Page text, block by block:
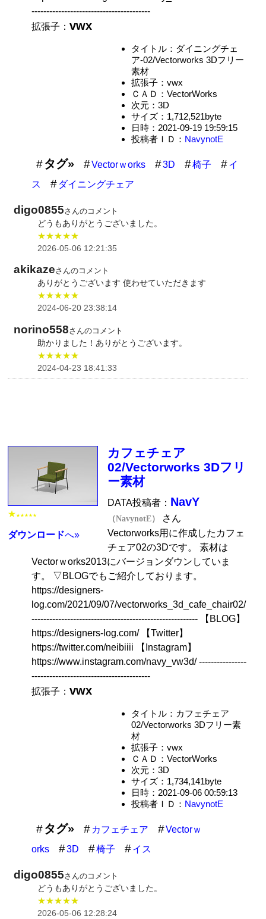
----------------------------------------
拡張子：vwx
タイトル：ダイニングチェ
ア-02/Vectorworks 3Dフリー
素材
拡張子：vwx
ＣＡＤ：VectorWorks
次元：3D
サイズ：1,712,521byte
日時：2021-09-19 19:59:15
投稿者ＩＤ： NavynotE
タグ» Vectorｗorks 3D 椅子
イ
ス
ダイニングチェア
digo0855さんのコメント
どうもありがとうございました。
★★★★★
2026-05-06 12:21:35
akikazeさんのコメント
ありがとうございます 使わせていただきます
★★★★★
2024-06-20 23:38:14
norino558さんのコメント
助かりました！ありがとうございます。
★★★★★
2024-04-23 18:41:33
★ ★★★★★
ダウンロードへ»
カフェチェア
02/Vectorworks 3Dフリ
ー素材
DATA投稿者： NavY
（NavynotE）
さん
Vectorworks用に作成したカフェ
チェア02の3Dです。 素材は
Vectorｗorks2013にバージョンダウンしていま
す。 ▽BLOGでもご紹介しております。
https://designers-
log.com/2021/09/07/vectorworks_3d_cafe_chair02/
-------------------------------------------------------- 【BLOG】
https://designers-log.com/ 【Twitter】
https://twitter.com/neibiiii 【Instagram】
https://www.instagram.com/navy_vw3d/ ----------------
----------------------------------------
拡張子：vwx
タイトル：カフェチェア
02/Vectorworks 3Dフリー素
材
拡張子：vwx
ＣＡＤ：VectorWorks
次元：3D
サイズ：1,734,141byte
日時：2021-09-06 00:59:13
投稿者ＩＤ： NavynotE
タグ» カフェチェア
Vectorｗ
orks
3D 椅子 イス
digo0855さんのコメント
どうもありがとうございました。
★★★★★
2026-05-06 12:28:24